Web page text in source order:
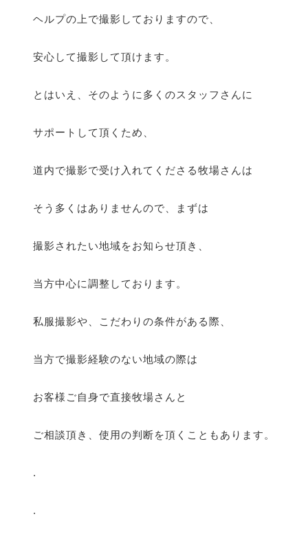
ヘルプの上で撮影しておりますので、
安心して撮影して頂けます。
とはいえ、そのように多くのスタッフさんに
サポートして頂くため、
道内で撮影で受け入れてくださる牧場さんは
そう多くはありませんので、まずは
撮影されたい地域をお知らせ頂き、
当方中心に調整しております。
私服撮影や、こだわりの条件がある際、
当方で撮影経験のない地域の際は
お客様ご自身で直接牧場さんと
ご相談頂き、使用の判断を頂くこともあります。
.
.